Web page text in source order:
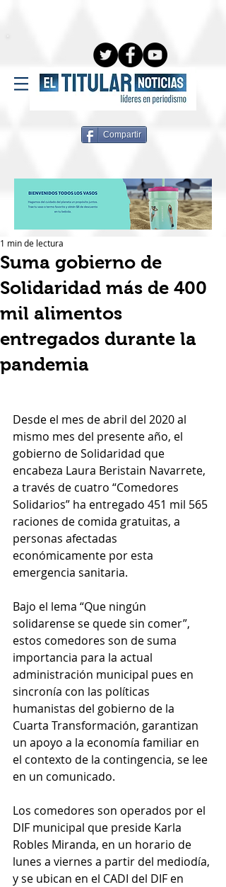
Compartir
Suma gobierno de
Solidaridad más de 400
mil alimentos
entregados durante la
pandemia
1 min de lectura
Desde el mes de abril del 2020 al
mismo mes del presente año, el
gobierno de Solidaridad que
encabeza Laura Beristain Navarrete,
a través de cuatro “Comedores
Solidarios” ha entregado 451 mil 565
raciones de comida gratuitas, a
personas afectadas
económicamente por esta
emergencia sanitaria.
Bajo el lema “Que ningún
solidarense se quede sin comer”,
estos comedores son de suma
importancia para la actual
administración municipal pues en
sincronía con las políticas
humanistas del gobierno de la
Cuarta Transformación, garantizan
un apoyo a la economía familiar en
el contexto de la contingencia, se lee
en un comunicado.
Los comedores son operados por el
DIF municipal que preside Karla
Robles Miranda, en un horario de
lunes a viernes a partir del mediodía,
y se ubican en el CADI del DIF en